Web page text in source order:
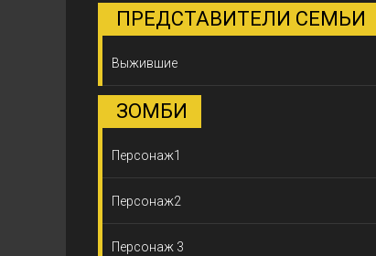
ПРЕДСТАВИТЕЛИ СЕМЬИ
Выжившие
ЗОМБИ
Персонаж1
Персонаж2
Персонаж 3